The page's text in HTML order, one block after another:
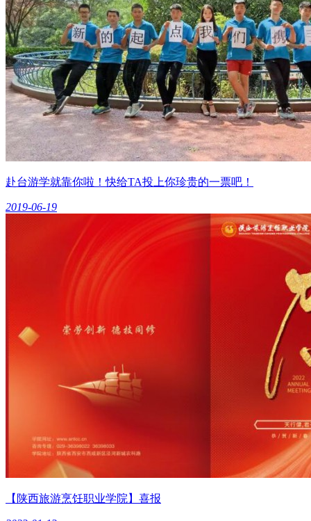
赴台游学就靠你啦！快给TA投上你珍贵的一票吧！
2019-06-19
【陕西旅游烹饪职业学院】喜报